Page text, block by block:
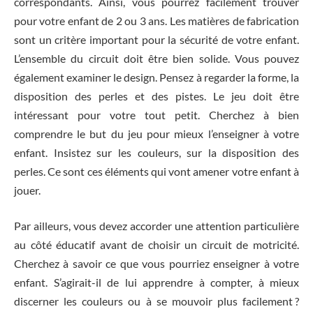
pour votre enfant de 2 ou 3 ans. Les matières de fabrication
sont un critère important pour la sécurité de votre enfant.
L’ensemble du circuit doit être bien solide. Vous pouvez
également examiner le design. Pensez à regarder la forme, la
disposition des perles et des pistes. Le jeu doit être
intéressant pour votre tout petit. Cherchez à bien
comprendre le but du jeu pour mieux l’enseigner à votre
enfant. Insistez sur les couleurs, sur la disposition des
perles. Ce sont ces éléments qui vont amener votre enfant à
jouer.
Par ailleurs, vous devez accorder une attention particulière
au côté éducatif avant de choisir un circuit de motricité.
Cherchez à savoir ce que vous pourriez enseigner à votre
enfant. S’agirait-il de lui apprendre à compter, à mieux
discerner les couleurs ou à se mouvoir plus facilement ?